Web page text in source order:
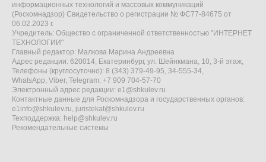
информационных технологий и массовых коммуникаций
(Роскомнадзор) Свидетельство о регистрации № ФС77-84675 от
06.02.2023 г.
Учредитель: Общество с ограниченной ответственностью "ИНТЕРНЕТ
ТЕХНОЛОГИИ"
Главный редактор: Малкова Марина Андреевна
Адрес редакции: 620014, Екатеринбург, ул. Шейнкмана, 10, 3-й этаж,
Телефоны (круглосуточно): 8 (343) 379-49-95, 34-555-34,
WhatsApp, Viber, Telegram: +7 909 704-57-70
Электронный адрес редакции: e1@shkulev.ru
Контактные данные для Роскомнадзора и государственных органов:
e1info@shkulev.ru, juristekat@shkulev.ru
Техподдержка: help@shkulev.ru
Рекомендательные системы